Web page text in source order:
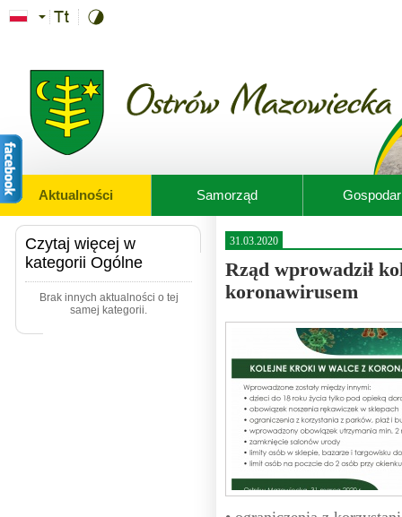
Przejdź do treści
Aktualności Samorząd
Czytaj więcej w
kategorii Ogólne
Brak innych aktualności o tej
samej kategorii.
31.03.2020
Rząd wprowadził
koronawirusem